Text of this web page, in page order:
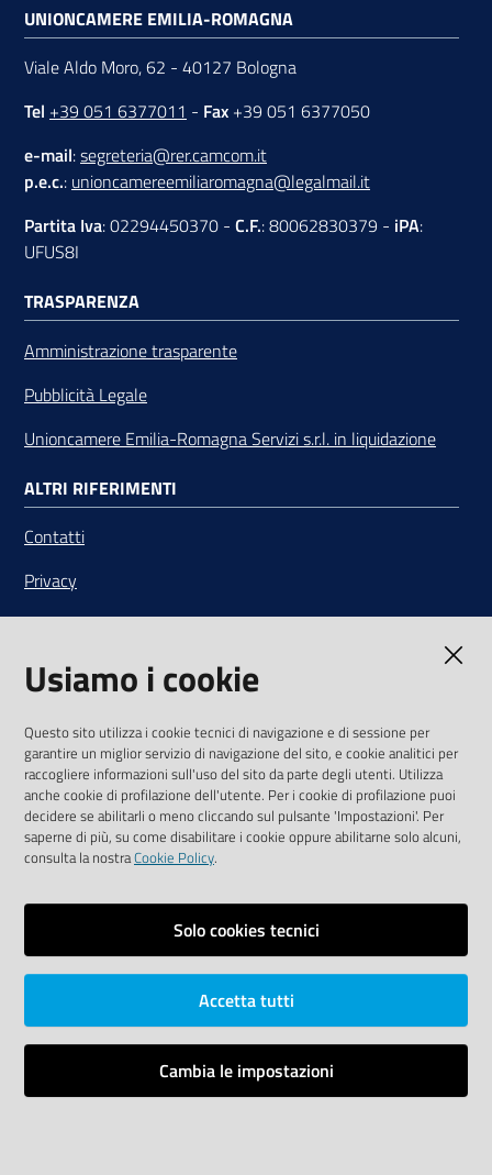
UNIONCAMERE EMILIA-ROMAGNA
Viale Aldo Moro, 62 - 40127 Bologna
Tel +39 051 6377011 - Fax +39 051 6377050
e-mail:segreteria@rer.camcom.it
p.e.c.: unioncamereemiliaromagna@legalmail.it
Partita Iva: 02294450370 - C.F.: 80062830379 - iPA:
UFUS8I
TRASPARENZA
Amministrazione trasparente
Pubblicità Legale
Unioncamere Emilia-Romagna Servizi s.r.l. in liquidazione
ALTRI RIFERIMENTI
Contatti
Privacy
Note legali
Media Policy
SEGUICI SU
YoutubeTwitterLinkedinFacebookInstagram
Vai alla pagina
Area riservata
Dichiarazione di accessibilità
Credits
Usiamo i cookie
Questo sito utilizza i cookie tecnici di navigazione e di sessione per
garantire un miglior servizio di navigazione del sito, e cookie analitici per
raccogliere informazioni sull'uso del sito da parte degli utenti. Utilizza
anche cookie di profilazione dell'utente. Per i cookie di profilazione puoi
decidere se abilitarli o meno cliccando sul pulsante 'Impostazioni'. Per
saperne di più, su come disabilitare i cookie oppure abilitarne solo alcuni,
consulta la nostraCookie Policy.
Solo cookies tecnici
Accetta tutti
Cambia le impostazioni